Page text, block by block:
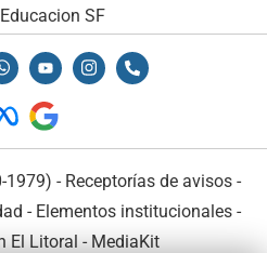
Educacion SF
1979) - Receptorías de avisos -
- Elementos institucionales-
El Litoral - MediaKit